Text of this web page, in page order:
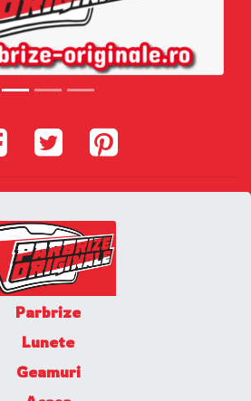
Parbrize
Lunete
Geamuri